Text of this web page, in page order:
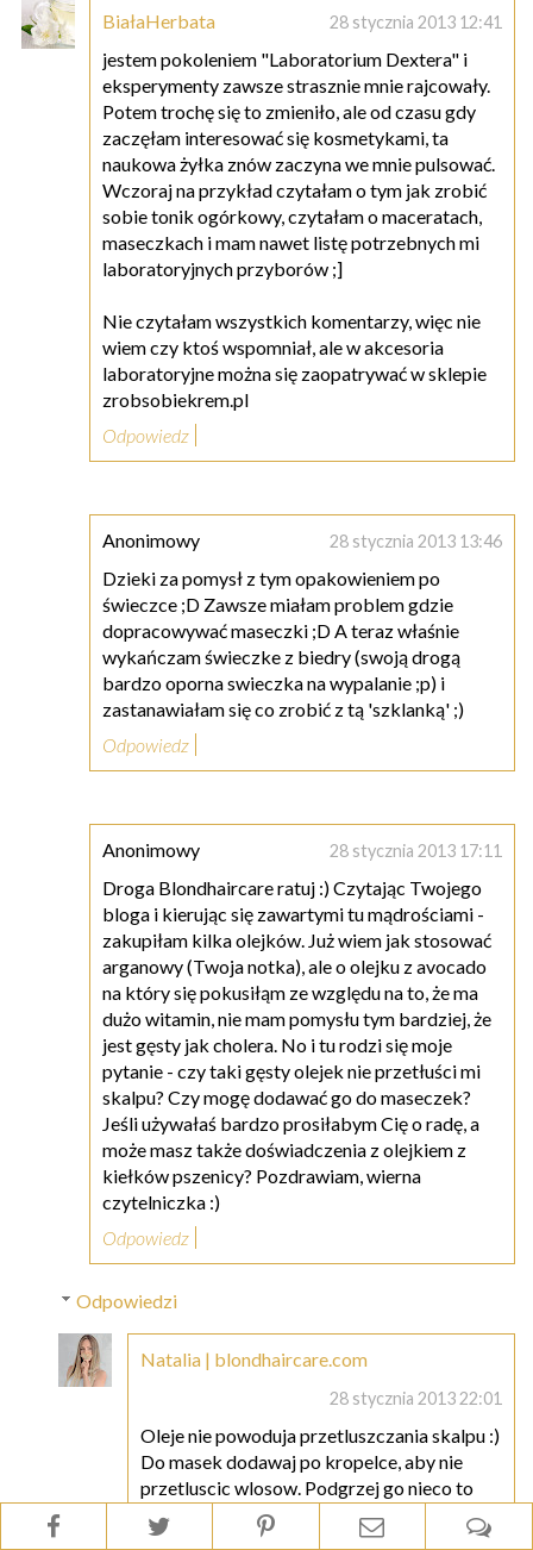
BiałaHerbata 28 stycznia 2013 12:41
jestem pokoleniem "Laboratorium Dextera" i
eksperymenty zawsze strasznie mnie rajcowały.
Potem trochę się to zmieniło, ale od czasu gdy
zaczęłam interesować się kosmetykami, ta
naukowa żyłka znów zaczyna we mnie pulsować.
Wczoraj na przykład czytałam o tym jak zrobić
sobie tonik ogórkowy, czytałam o maceratach,
maseczkach i mam nawet listę potrzebnych mi
laboratoryjnych przyborów ;]
Nie czytałam wszystkich komentarzy, więc nie
wiem czy ktoś wspomniał, ale w akcesoria
laboratoryjne można się zaopatrywać w sklepie
zrobsobiekrem.pl
Odpowiedz
Anonimowy 28 stycznia 2013 13:46
Dzieki za pomysł z tym opakowieniem po
świeczce ;D Zawsze miałam problem gdzie
dopracowywać maseczki ;D A teraz właśnie
wykańczam świeczke z biedry (swoją drogą
bardzo oporna swieczka na wypalanie ;p) i
zastanawiałam się co zrobić z tą 'szklanką' ;)
Odpowiedz
Anonimowy 28 stycznia 2013 17:11
Droga Blondhaircare ratuj :) Czytając Twojego
bloga i kierując się zawartymi tu mądrościami -
zakupiłam kilka olejków. Już wiem jak stosować
arganowy (Twoja notka), ale o olejku z avocado
na który się pokusiłąm ze względu na to, że ma
dużo witamin, nie mam pomysłu tym bardziej, że
jest gęsty jak cholera. No i tu rodzi się moje
pytanie - czy taki gęsty olejek nie przetłuści mi
skalpu? Czy mogę dodawać go do maseczek?
Jeśli używałaś bardzo prosiłabym Cię o radę, a
może masz także doświadczenia z olejkiem z
kiełków pszenicy? Pozdrawiam, wierna
czytelniczka :)
Odpowiedz
Odpowiedzi
Natalia | blondhaircare.com
28 stycznia 2013 22:01
Oleje nie powoduja przetluszczania skalpu :)
Do masek dodawaj po kropelce, aby nie
przetluscic wlosow. Podgrzej go nieco to
może będzie rzadszy. A jak nie będzie służył
- dodaj do kąpieli ;) Pozdrawiam :)